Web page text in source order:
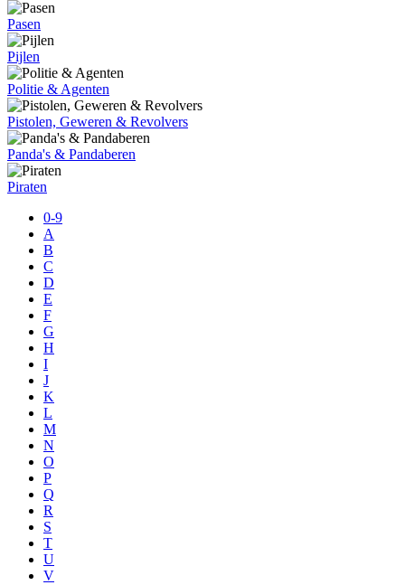
Pasen
Pijlen
Politie & Agenten
Pistolen, Geweren & Revolvers
Panda's & Pandaberen
Piraten
0-9
A
B
C
D
E
F
G
H
I
J
K
L
M
N
O
P
Q
R
S
T
U
V